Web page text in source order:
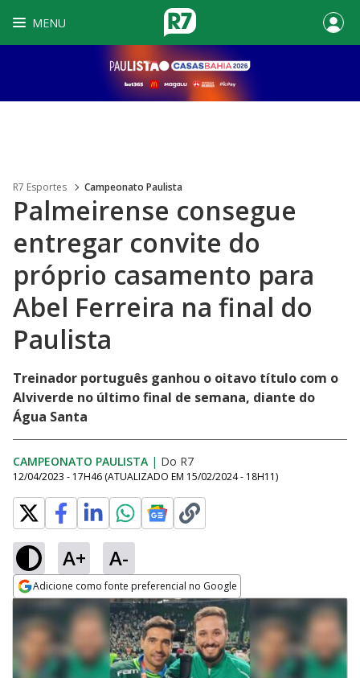
MENU
R7 Esportes Campeonato Paulista
Palmeirense consegue
entregar convite do
próprio casamento para
Abel Ferreira na final do
Paulista
Treinador português ganhou o oitavo título com o
Alviverde no último final de semana, diante do
Água Santa
CAMPEONATO PAULISTA | Do R7
12/04/2023 - 17H46 (ATUALIZADO EM 15/02/2024 - 18H11)
A+ A-
Adicione como fonte preferencial no Google
Opens in new window